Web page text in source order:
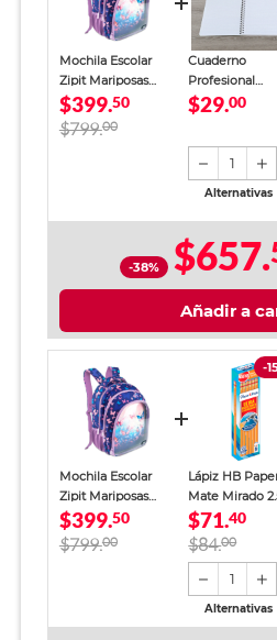
Mochila Escolar
Zipit Mariposas
Morado Niña
$399.50
$799.00
Cuaderno
Profesional
SkyBook Go
$29.00
1
Alternativas
-38% $657.
Añadir a
Mochila Escolar
Zipit Mariposas
Morado Niña
$399.50
$799.00
-
Lápiz HB
Mate Mirado
piezas
$71.40
$84.00
1
Alternativas